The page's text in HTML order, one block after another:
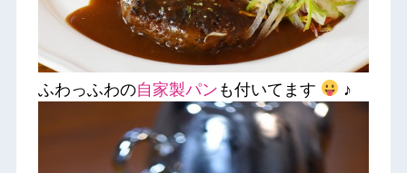
ふわっふわの自家製パン も付いてます ♪